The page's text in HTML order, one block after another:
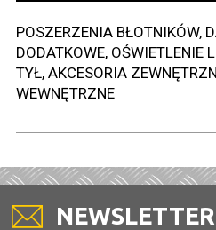
POSZERZENIA BŁOTNIKÓW,
DODATKOWE, OŚWIETLENIE
TYŁ, AKCESORIA
WEWNĘTRZNE
NEWSLETTER